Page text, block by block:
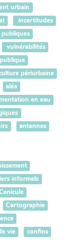
urbain
incertitudes
vulnérabilités
périurbaine
aléa
en eau
antennes
informels
Cartographie
vie
confins